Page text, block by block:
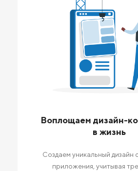
Воплощаем дизайн-
в жизнь
Создаем уникальный дизайн
приложения, учитывая